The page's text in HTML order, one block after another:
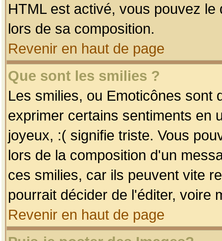
HTML est activé, vous pouvez
lors de sa composition.
Revenir en haut de page
Que sont les smilies ?
Les smilies, ou Emoticônes sont
exprimer certains sentiments en
joyeux, :( signifie triste. Vous
lors de la composition d'un
ces smilies, car ils peuvent vite
pourrait décider de l'éditer, voire
Revenir en haut de page